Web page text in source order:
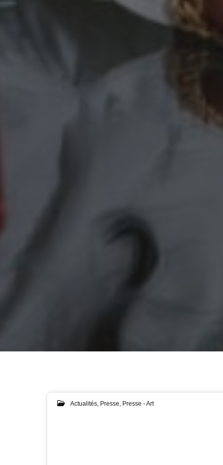
Actualités, Presse, Presse - Art